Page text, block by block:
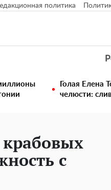
политика
Голая Елена
челюсти:
с